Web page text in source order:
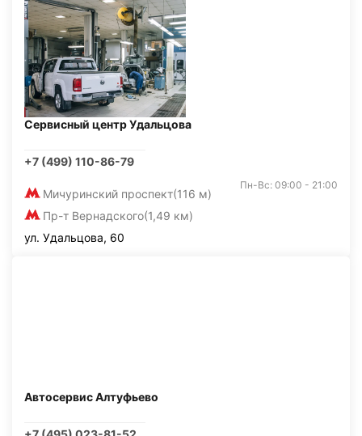
Сервисный центр Удальцова
+7 (499) 110-86-79
Мичуринский проспект(116 м)
Пр-т Вернадского(1,49 км)
Пн-Вс: 09:00 - 21:00
ул. Удальцова, 60
Автосервис Алтуфьево